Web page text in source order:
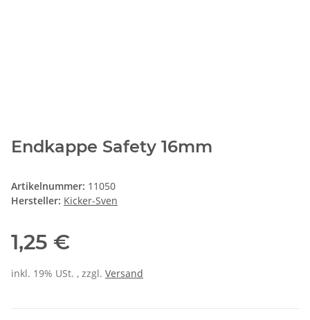
Endkappe Safety 16mm
Artikelnummer: 11050
Hersteller: Kicker-Sven
1,25 €
inkl. 19% USt. , zzgl. Versand